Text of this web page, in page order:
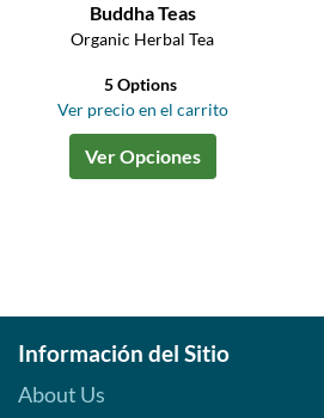
Buddha Teas
Organic Herbal Tea
5 Options
Ver precio en el carrito
Ver Opciones
Información del Sitio
About Us